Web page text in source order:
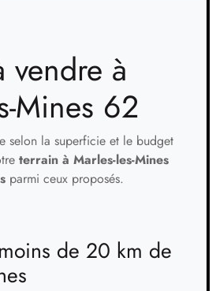
vendre à
Mines 62
selon la superficie et le budget
terrain à Marles-les-Mines
parmi ceux proposés.
de 20 km de